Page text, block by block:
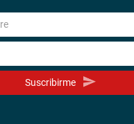
Suscribirme